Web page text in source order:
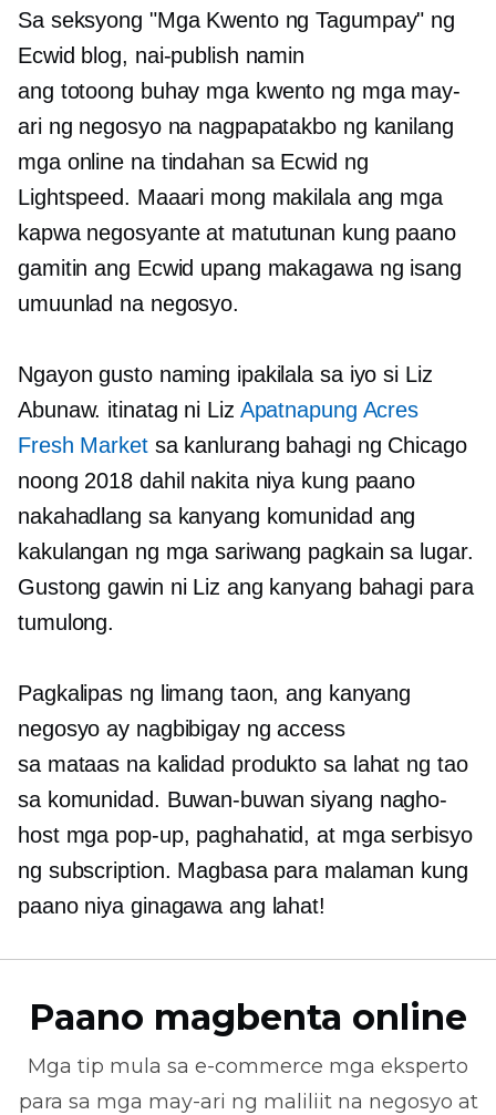
Sa seksyong "Mga Kwento ng Tagumpay" ng
Ecwid blog, nai-publish namin
ang totoong buhay mga kwento ng mga may-
ari ng negosyo na nagpapatakbo ng kanilang
mga online na tindahan sa Ecwid ng
Lightspeed. Maaari mong makilala ang mga
kapwa negosyante at matutunan kung paano
gamitin ang Ecwid upang makagawa ng isang
umuunlad na negosyo.
Ngayon gusto naming ipakilala sa iyo si Liz
Abunaw. itinatag ni Liz Apatnapung Acres
Fresh Marketsa kanlurang bahagi ng Chicago
noong 2018 dahil nakita niya kung paano
nakahadlang sa kanyang komunidad ang
kakulangan ng mga sariwang pagkain sa lugar.
Gustong gawin ni Liz ang kanyang bahagi para
tumulong.
Pagkalipas ng limang taon, ang kanyang
negosyo ay nagbibigay ng access
sa mataas na kalidad produkto sa lahat ng tao
sa komunidad. Buwan-buwan siyang nagho-
host mga pop-up, paghahatid, at mga serbisyo
ng subscription. Magbasa para malaman kung
paano niya ginagawa ang lahat!
Paano magbenta online
Mga tip mula sa e-commerce mga eksperto
para sa mga may-ari ng maliliit na negosyo at